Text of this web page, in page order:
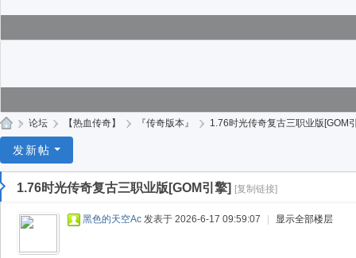
戏
淘
» 论坛 › 【热血传奇】 › 『传奇版本』 › 1.76时光传奇复古三职业版[GOM
发新帖
1.76时光传奇复古三职业版[GOM引擎] [复制链接]
黑色的天空Ac 发表于 2026-6-17 09:59:07 显示全部楼层